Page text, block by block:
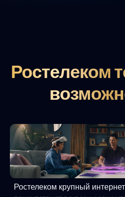
Ростелеком
Ростелеком крупный